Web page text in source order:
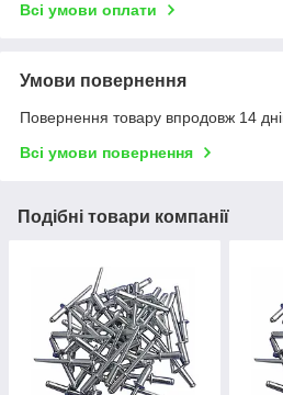
Всі умови оплати
Умови повернення
Повернення товару впродовж 14
Всі умови повернення
Подібні товари компанії